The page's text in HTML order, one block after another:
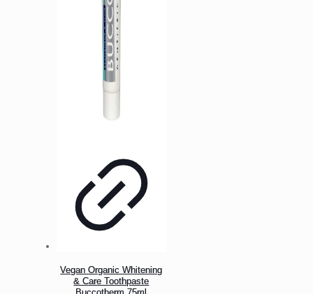
Vegan Organic Whitening
& Care Toothpaste